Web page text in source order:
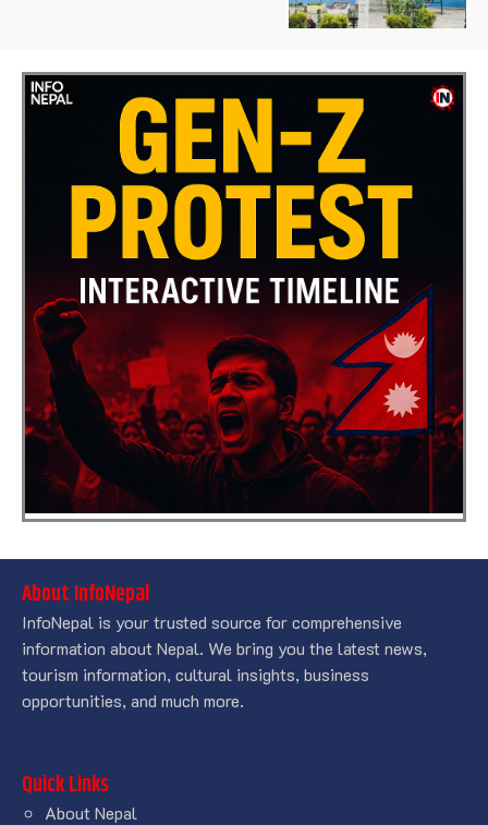
About InfoNepal
InfoNepal is your trusted source for comprehensive
information about Nepal. We bring you the latest news,
tourism information, cultural insights, business
opportunities, and much more.
Quick Links
About Nepal